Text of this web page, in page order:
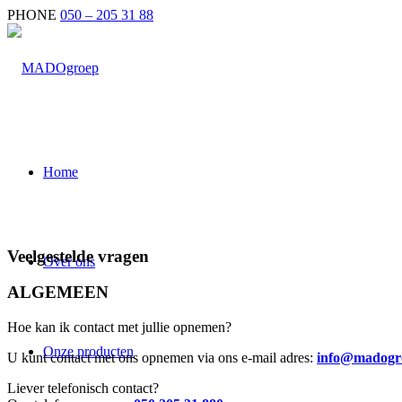
PHONE 050 – 205 31 88
Home
Over ons
Onze producten
Veelgestelde vragen
ALGEMEEN
Hoe kan ik contact met jullie opnemen?
U kunt contact met ons opnemen via ons e-mail adres:
Liever telefonisch contact?